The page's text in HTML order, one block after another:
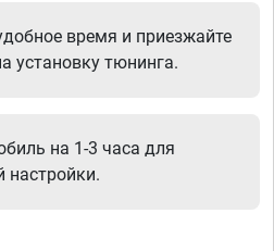
время и приезжайте
установку тюнинга.
на 1-3 часа для
настройки.